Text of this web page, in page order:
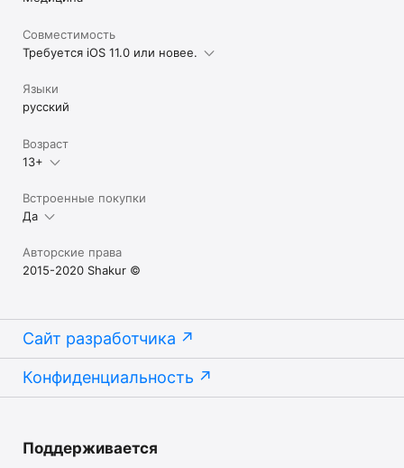
Совместимость
Требуется iOS 11.0 или новее.
Языки
русский
Возраст
13+
Встроенные покупки
Да
Авторские права
2015-2020 Shakur ©
Сайт разработчика
Конфиденциальность
Поддерживается